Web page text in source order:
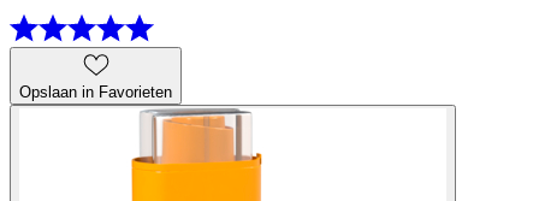
Opslaan in Favorieten